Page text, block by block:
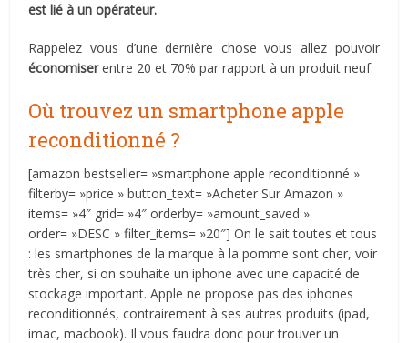
est lié à un opérateur.
Rappelez vous d’une dernière chose vous allez pouvoir
économiserentre 20 et 70% par rapport à un produit neuf.
Où trouvez un smartphone apple
reconditionné ?
[amazon bestseller= »smartphone apple reconditionné »
filterby= »price » button_text= »Acheter Sur Amazon »
items= »4″ grid= »4″ orderby= »amount_saved »
order= »DESC » filter_items= »20″] On le sait toutes et tous
: les smartphones de la marque à la pomme sont cher, voir
très cher, si on souhaite un iphone avec une capacité de
stockage important. Apple ne propose pas des iphones
reconditionnés, contrairement à ses autres produits (ipad,
imac, macbook). Il vous faudra donc pour trouver un